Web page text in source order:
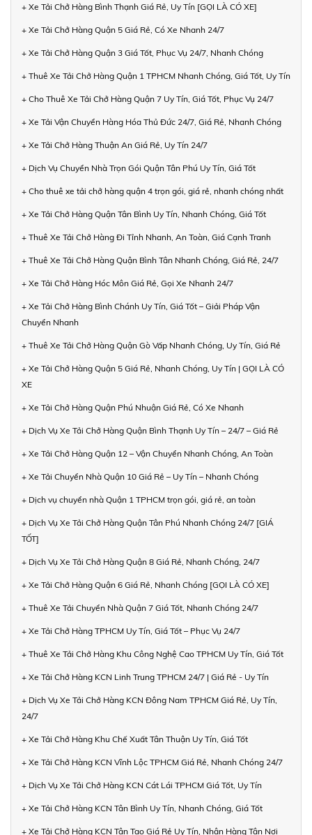
+ Xe Tải Chở Hàng Bình Thạnh Giá Rẻ, Uy Tín [GỌI LÀ CÓ XE]
+ Xe Tải Chở Hàng Quận 5 Giá Rẻ, Có Xe Nhanh 24/7
+ Xe Tải Chở Hàng Quận 3 Giá Tốt, Phục Vụ 24/7, Nhanh Chóng
+ Thuê Xe Tải Chở Hàng Quận 1 TPHCM Nhanh Chóng, Giá Tốt, Uy Tín
+ Cho Thuê Xe Tải Chở Hàng Quận 7 Uy Tín, Giá Tốt, Phục Vụ 24/7
+ Xe Tải Vận Chuyển Hàng Hóa Thủ Đức 24/7, Giá Rẻ, Nhanh Chóng
+ Xe Tải Chở Hàng Thuận An Giá Rẻ, Uy Tín 24/7
+ Dịch Vụ Chuyển Nhà Trọn Gói Quận Tân Phú Uy Tín, Giá Tốt
+ Cho thuê xe tải chở hàng quận 4 trọn gói, giá rẻ, nhanh chóng nhất
+ Xe Tải Chở Hàng Quận Tân Bình Uy Tín, Nhanh Chóng, Giá Tốt
+ Thuê Xe Tải Chở Hàng Đi Tỉnh Nhanh, An Toàn, Giá Cạnh Tranh
+ Thuê Xe Tải Chở Hàng Quận Bình Tân Nhanh Chóng, Giá Rẻ, 24/7
+ Xe Tải Chở Hàng Hóc Môn Giá Rẻ, Gọi Xe Nhanh 24/7
+ Xe Tải Chở Hàng Bình Chánh Uy Tín, Giá Tốt – Giải Pháp Vận
Chuyển Nhanh
+ Thuê Xe Tải Chở Hàng Quận Gò Vấp Nhanh Chóng, Uy Tín, Giá Rẻ
+ Xe Tải Chở Hàng Quận 5 Giá Rẻ, Nhanh Chóng, Uy Tín | GỌI LÀ CÓ
XE
+ Xe Tải Chở Hàng Quận Phú Nhuận Giá Rẻ, Có Xe Nhanh
+ Dịch Vụ Xe Tải Chở Hàng Quận Bình Thạnh Uy Tín – 24/7 – Giá Rẻ
+ Xe Tải Chở Hàng Quận 12 – Vận Chuyển Nhanh Chóng, An Toàn
+ Xe Tải Chuyển Nhà Quận 10 Giá Rẻ – Uy Tín – Nhanh Chóng
+ Dịch vụ chuyển nhà Quận 1 TPHCM trọn gói, giá rẻ, an toàn
+ Dịch Vụ Xe Tải Chở Hàng Quận Tân Phú Nhanh Chóng 24/7 [GIÁ
TỐT]
+ Dịch Vụ Xe Tải Chở Hàng Quận 8 Giá Rẻ, Nhanh Chóng, 24/7
+ Xe Tải Chở Hàng Quận 6 Giá Rẻ, Nhanh Chóng [GỌI LÀ CÓ XE]
+ Thuê Xe Tải Chuyển Nhà Quận 7 Giá Tốt, Nhanh Chóng 24/7
+ Xe Tải Chở Hàng TPHCM Uy Tín, Giá Tốt – Phục Vụ 24/7
+ Thuê Xe Tải Chở Hàng Khu Công Nghệ Cao TPHCM Uy Tín, Giá Tốt
+ Xe Tải Chở Hàng KCN Linh Trung TPHCM 24/7 | Giá Rẻ - Uy Tín
+ Dịch Vụ Xe Tải Chở Hàng KCN Đông Nam TPHCM Giá Rẻ, Uy Tín,
24/7
+ Xe Tải Chở Hàng Khu Chế Xuất Tân Thuận Uy Tín, Giá Tốt
+ Xe Tải Chở Hàng KCN Vĩnh Lộc TPHCM Giá Rẻ, Nhanh Chóng 24/7
+ Dịch Vụ Xe Tải Chở Hàng KCN Cát Lái TPHCM Giá Tốt, Uy Tín
+ Xe Tải Chở Hàng KCN Tân Bình Uy Tín, Nhanh Chóng, Giá Tốt
+ Xe Tải Chở Hàng KCN Tân Tạo Giá Rẻ Uy Tín, Nhận Hàng Tận Nơi